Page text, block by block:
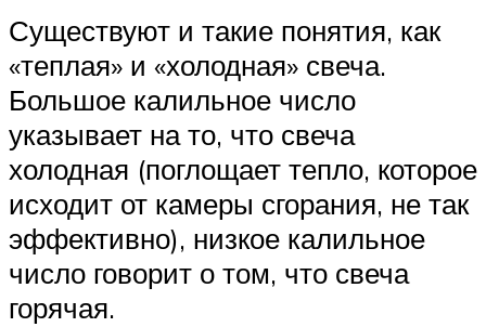
Существуют и такие понятия, как
«теплая» и «холодная» свеча.
Большое калильное число
указывает на то, что свеча
холодная (поглощает тепло, которое
исходит от камеры сгорания, не так
эффективно), низкое калильное
число говорит о том, что свеча
горячая.